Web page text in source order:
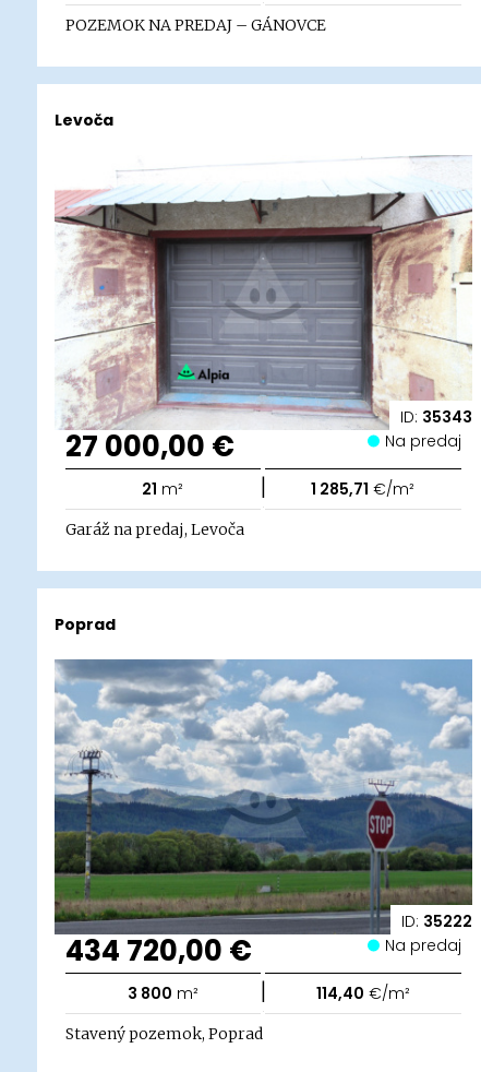
POZEMOK NA PREDAJ – GÁNOVCE
ID: 35343
Levoča
27 000,00 € Na predaj
21 m² | 1 285,71 €/m²
Garáž na predaj, Levoča
ID: 35222
Poprad
434 720,00 € Na predaj
3 800 m² | 114,40 €/m²
Stavený pozemok, Poprad